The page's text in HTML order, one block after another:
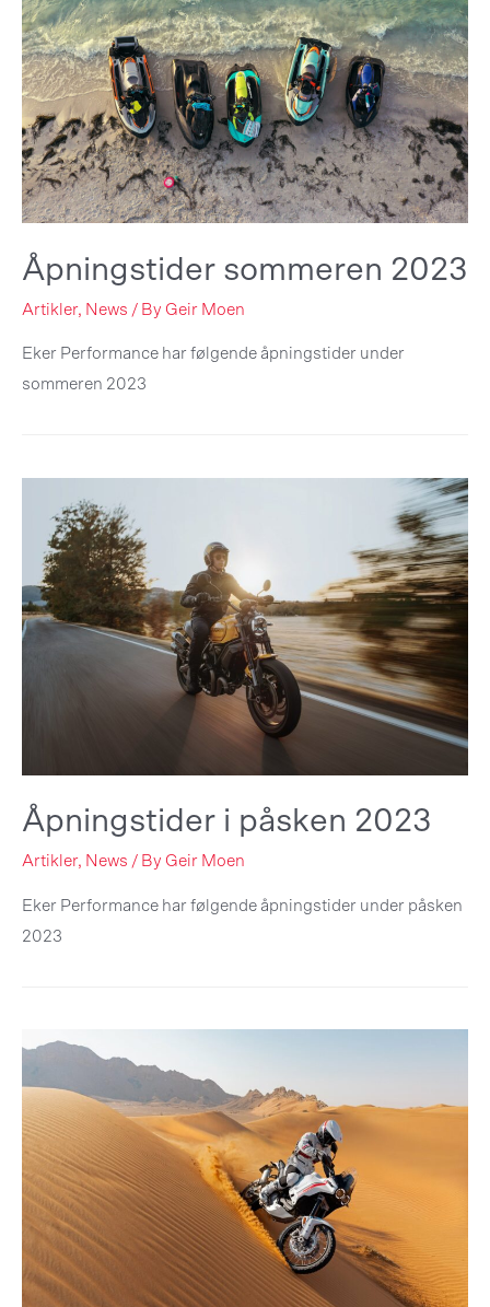
Åpningstider sommeren 2023
Artikler, News / By Geir Moen
Eker Performance har følgende åpningstider under
sommeren 2023
Åpningstider i påsken 2023
Artikler, News / By Geir Moen
Eker Performance har følgende åpningstider under påsken
2023